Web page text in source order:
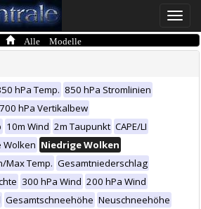
Toggle
Alle Modelle
hPa Temp. 850 hPa Stromlinien
700 hPa Vertikalbew
10m Wind 2m Taupunkt CAPE/LI
Wolken Niedrige Wolken
Max Temp. Gesamtniederschlag
300 hPa Wind 200 hPa Wind
Gesamtschneehöhe Neuschneehöhe